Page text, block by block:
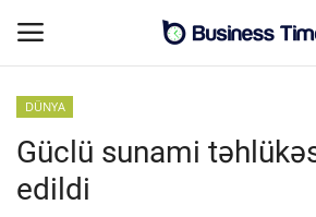
Əsas səhifə
MALİYYƏ-BİZNES
DÜNYA
Güclü sunami
edildi